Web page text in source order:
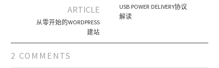
Post navigation
ARTICLE
从零开始的WORDPRESS
建站
USB POWER DELIVERY协议
解读
2 COMMENTS